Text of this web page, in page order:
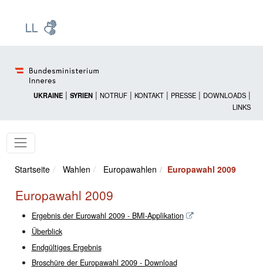
UKRAINE | SYRIEN | NOTRUF | KONTAKT | PRESSE | DOWNLOADS |
LINKS
Startseite Wahlen Europawahlen Europawahl 2009
Europawahl 2009
Ergebnis der Eurowahl 2009 - BMI-Applikation
Überblick
Endgültiges Ergebnis
Broschüre der Europawahl 2009 - Download